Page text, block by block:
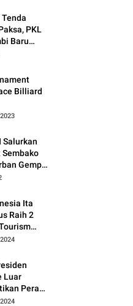
PKL
Baru
Billiard
Salurkan
Sembako
Gempa
Ita
Raih 2
2024, di
Luar
Peran
di